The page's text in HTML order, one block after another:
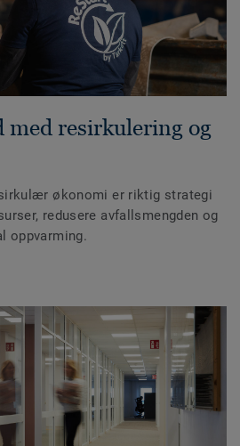
med resirkulering og
økonomi er riktig strategi
redusere avfallsmengden og
oppvarming.